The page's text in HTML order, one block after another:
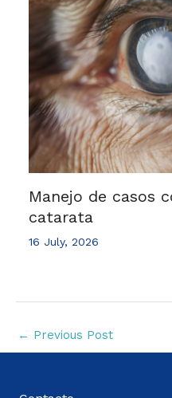
Manejo de casos
catarata
16 July, 2026
← Previous Post